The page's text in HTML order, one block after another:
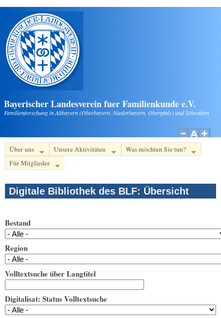
Direkt zum Inhalt
Bayerischer Landesverein fuer Familienkunde e.V.
Familienforschung in Altbayern (Oberbayern, Niederbayern, Oberpfalz) und Schwaben
Über uns Unsere Aktivitäten
Was möchten Sie tun?
Für Mitglieder
Digitale Bibliothek des BLF: Übersicht
Bestand
Region
Volltextsuche über Langtitel
Digitalisat: Status Volltextsuche